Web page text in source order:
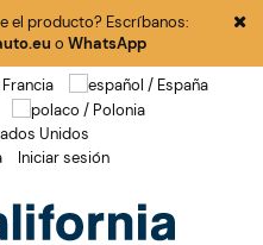
el producto? Escríbanos:
o WhatsApp
Iniciar sesión